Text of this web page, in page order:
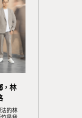
，林
的林